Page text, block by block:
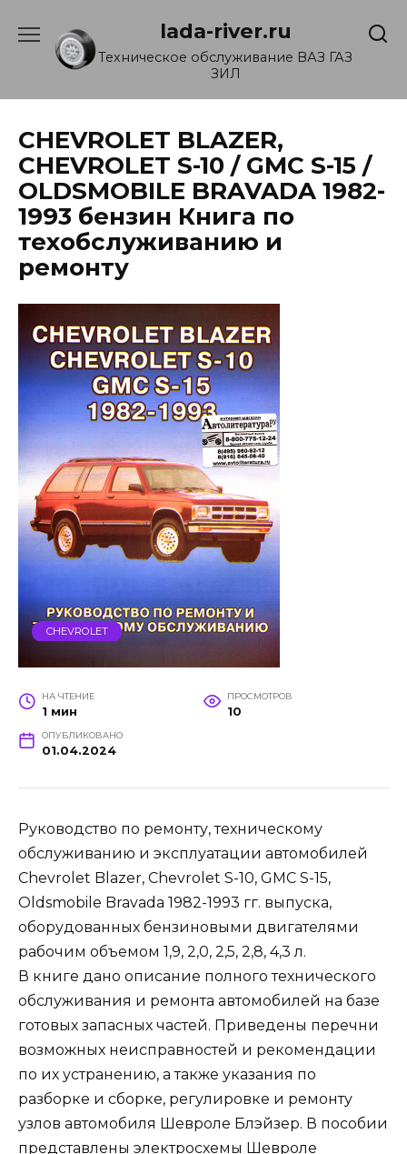
содержанию
lada-river.ru
Техническое обслуживание ВАЗ ГАЗ
ЗИЛ
CHEVROLET BLAZER,
CHEVROLET S-10 / GMC S-15 /
OLDSMOBILE BRAVADA 1982-
1993 бензин Книга по
техобслуживанию и
ремонту
CHEVROLET
НА ЧТЕНИЕ
1 мин
ПРОСМОТРОВ
10
ОПУБЛИКОВАНО
01.04.2024
Руководство по ремонту, техническому
обслуживанию и эксплуатации автомобилей
Chevrolet Blazer, Chevrolet S-10, GMC S-15,
Oldsmobile Bravada 1982-1993 гг. выпуска,
оборудованных бензиновыми двигателями
рабочим объемом 1,9, 2,0, 2,5, 2,8, 4,3 л.
В книге дано описание полного технического
обслуживания и ремонта автомобилей на базе
готовых запасных частей. Приведены перечни
возможных неисправностей и рекомендации
по их устранению, а также указания по
разборке и сборке, регулировке и ремонту
узлов автомобиля Шевроле Блэйзер. В пособии
представлены электросхемы Шевроле